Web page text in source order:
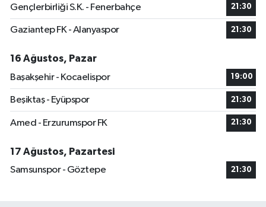
Gençlerbirliği S.K. - Fenerbahçe 21:30
Gaziantep FK - Alanyaspor 21:30
16 Ağustos, Pazar
Başakşehir - Kocaelispor
19:00
Beşiktaş - Eyüpspor 21:30
Amed - Erzurumspor FK 21:30
17 Ağustos, Pazartesi
Samsunspor - Göztepe
21:30